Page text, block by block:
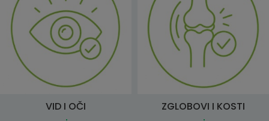
VID I OČI ZGLOBOVI I KOSTI